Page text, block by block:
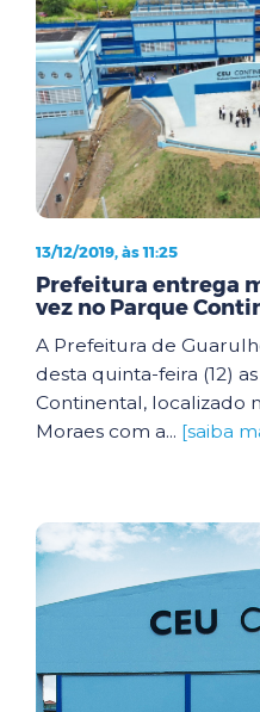
13/12/2019, às 11:25
Prefeitura entrega
vez no Parque
A Prefeitura de
desta quinta-feira (12)
Continental, localizado
Moraes com a... [saiba